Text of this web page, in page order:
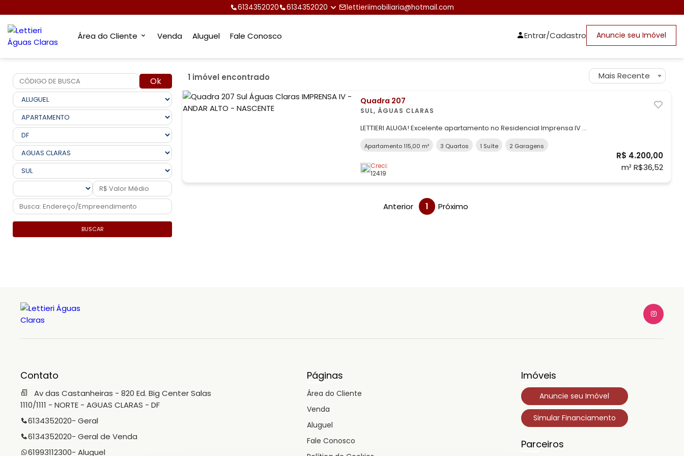
6134352020 6134352020 lettieriimobiliaria@hotmail.com
Área do Cliente Venda Aluguel Fale Conosco Entrar/Cadastro Anuncie seu Imóvel
Ok
BUSCAR
1 imóvel encontrado Mais Recente
Quadra 207
SUL, ÁGUAS CLARAS
LETTIERI ALUGA! Excelente apartamento no Residencial Imprensa IV -
painel decorativo para TV e cabeceira; - WC social e da suíte com
Apartamento 115,00 m² 3 Quartos 1 Suíte 2 Garagens
Creci:
12419
R$ 4.200,00
m² R$36,52
Anterior 1 Próximo
Contato
Av das Castanheiras - 820 Ed. Big Center Salas
1110/1111 - NORTE - AGUAS CLARAS - DF
6134352020- Geral
6134352020- Geral de Venda
61993112300- Aluguel
Páginas
Área do Cliente
Venda
Aluguel
Fale Conosco
Imóveis
Anuncie seu Imóvel
Simular Financiamento
Parceiros